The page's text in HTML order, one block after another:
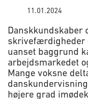
11.01.2024
Danskkundskaber
skrivefærdigheder
uanset baggrund
arbejdsmarkedet
Mange voksne
højere grad